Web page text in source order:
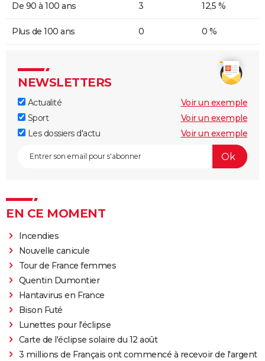
De 90 à 100 ans 3 12,5 %
Plus de 100 ans 0 0 %
NEWSLETTERS
Actualité
Voir un exemple
Sport
Voir un exemple
Les dossiers d'actu
Voir un exemple
EN CE MOMENT
Incendies
Nouvelle canicule
Tour de France femmes
Quentin Dumontier
Hantavirus en France
Bison Futé
Lunettes pour l'éclipse
Carte de l'éclipse solaire du 12 août
3 millions de Français ont commencé à recevoir de l'argent